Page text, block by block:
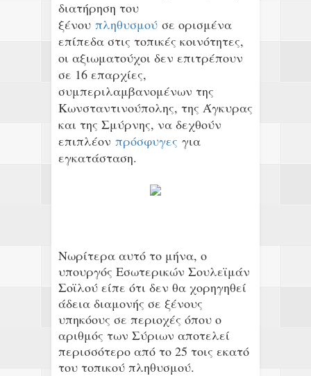
διατήρηση του
ξένου πληθυσμού σε ορισμένα
επίπεδα στις τοπικές κοινότητες,
οι αξιωματούχοι δεν επιτρέπουν
σε 16 επαρχίες,
συμπεριλαμβανομένων της
Κωνσταντινούπολης, της Άγκυρας
και της Σμύρνης, να δεχθούν
επιπλέον πρόσφυγες για
εγκατάσταση.
Νωρίτερα αυτό το μήνα, ο
υπουργός Εσωτερικών Σουλεϊμάν
Σοϊλού είπε ότι δεν θα χορηγηθεί
άδεια διαμονής σε ξένους
υπηκόους σε περιοχές όπου ο
αριθμός των Σύριων αποτελεί
περισσότερο από το 25 τοις εκατό
του τοπικού πληθυσμού.